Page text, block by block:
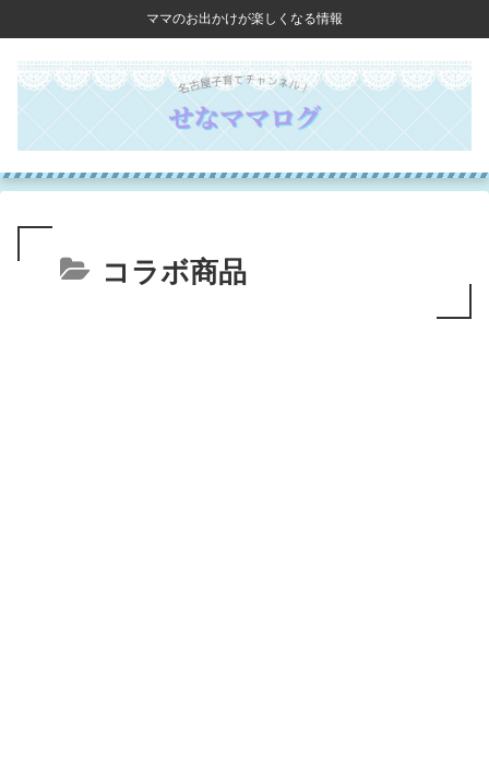
ママのお出かけが楽しくなる情報
コラボ商品